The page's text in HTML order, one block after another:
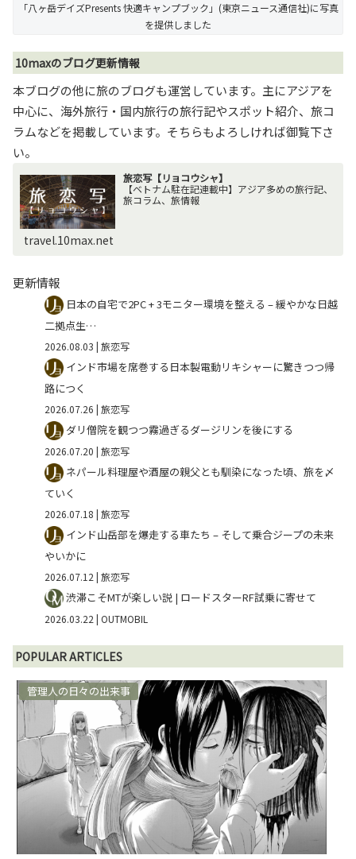
「八ヶ岳デイズPresents 快適キャンプブック」(東京ニュース通信社)に写真
を提供しました
10maxのブログ更新情報
本ブログの他に旅のブログも運営しています。主にアジアを
中心に、海外旅行・国内旅行の旅行記やスポット紹介、旅コ
ラムなどを掲載しています。そちらもよろしければ御覧下さ
い。
旅恋写【リョコウシャ】
【ベトナム駐在記連載中】アジア多めの旅行記、
旅コラム、旅情報
travel.10max.net
更新情報
日本の自宅で2PC + 3モニター環境を整える – 緩やかな日越
二拠点生…
2026.08.03 | 旅恋写
インド市場を席巻する日本製電動リキシャーに驚きつつ帰
路につく
2026.07.26 | 旅恋写
ダリ僧院を観つつ霧過ぎるダージリンを後にする
2026.07.20 | 旅恋写
ネパール料理屋や酒屋の親父とも馴染になった頃、旅を〆
ていく
2026.07.18 | 旅恋写
インド山岳部を爆走する車たち – そして乗合ジープの未来
やいかに
2026.07.12 | 旅恋写
渋滞こそMTが楽しい説 | ロードスターRF試乗に寄せて
2026.03.22 | OUTMOBIL
POPULAR ARTICLES
管理人の日々の出来事